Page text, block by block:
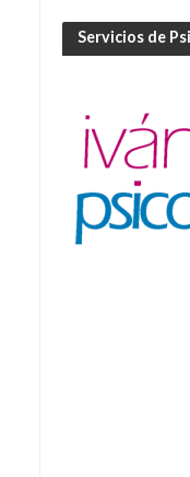
Servicios de